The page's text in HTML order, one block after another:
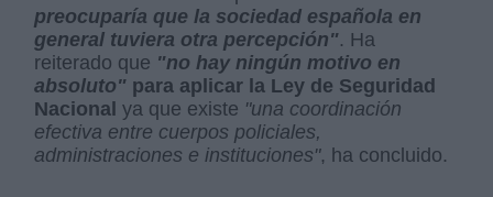
preocuparía que la sociedad española en
general tuviera otra percepción". Ha
reiterado que "no hay ningún motivo en
absoluto" para aplicar la Ley de Seguridad
Nacional ya que existe "una coordinación
efectiva entre cuerpos policiales,
administraciones e instituciones", ha concluido.